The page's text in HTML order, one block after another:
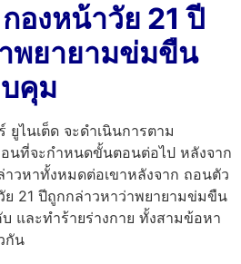
องหน้าวัย 21 ปี
พยายามข่มขืน
คุม
ยูไนเต็ด จะดำเนินการตาม
นที่จะกำหนดขั้นตอนต่อไป หลังจาก
วหาทั้งหมดต่อเขาหลังจาก ถอนตัว
21 ปีถูกกล่าวหาว่าพยายามข่มขืน
และทำร้ายร่างกาย ทั้งสามข้อหา
กัน